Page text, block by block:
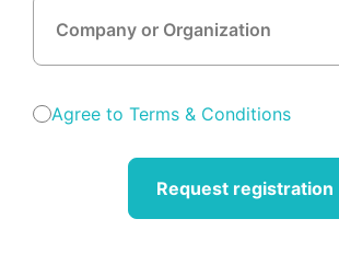
Agree to Terms & Conditions
Request registration